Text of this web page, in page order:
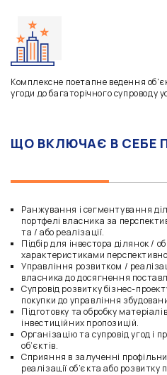
Комплексне поетапне ведення
угоди до багаторічного супроводу
ЩО ВКЛЮЧАЄ В СЕБЕ
Ранжування і сегментування
портфелі власника за
та / або реалізації.
Підбір для інвестора ділянок /
характеристиками
Управління розвитком /
власника до досягнення
Супровід розвитку бізнес-
покупки до управління
Підготовку та обробку
інвестиційних пропозицій.
Організацію та супровід угод і
об’єктів.
Сприяння в залученні
реалізації об’єкта або розвитку